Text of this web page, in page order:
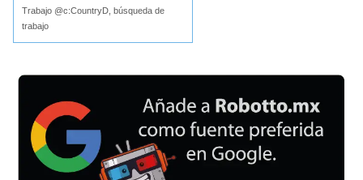
Trabajo @c:CountryD, búsqueda de
trabajo